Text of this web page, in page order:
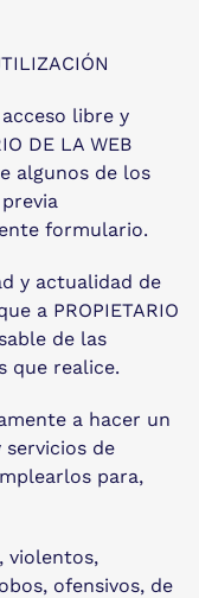
libre y
DE LA WEB
algunos de los
formulario.
y actualidad de
a PROPIETARIO
de las
que realice.
a hacer un
de
para,
violentos,
ofensivos, de